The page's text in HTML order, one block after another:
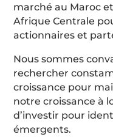
marché au Maroc
Afrique Centrale
actionnaires et
Nous sommes
rechercher
croissance pour
notre croissance à
d’investir pour
émergents.